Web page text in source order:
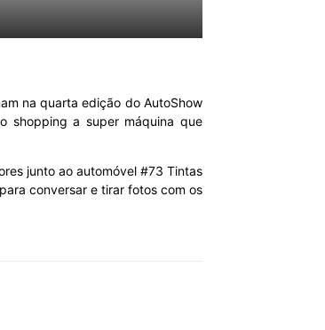
na quarta edição do AutoShow
shopping a super máquina que
junto ao automóvel #73 Tintas
conversar e tirar fotos com os